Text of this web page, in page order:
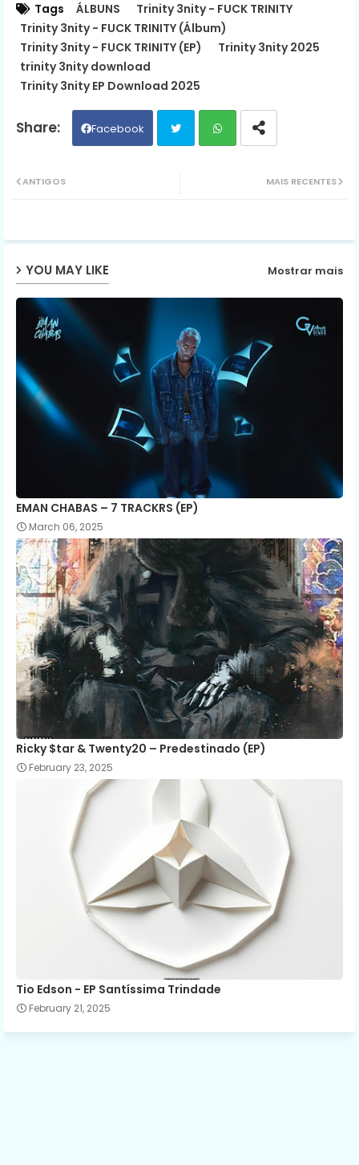
Tags ÁLBUNS
Trinity 3nity - FUCK TRINITY
Trinity 3nity - FUCK TRINITY (Álbum)
Trinity 3nity - FUCK TRINITY (EP)
Trinity 3nity 2025
trinity 3nity download
Trinity 3nity EP Download 2025
Facebook
ap
MAIS RECENTES
ANTIGOS
YOU MAY LIKE Mostrar mais
EMAN CHABAS – 7 TRACKRS (EP)
March 06, 2025
Ricky $tar & Twenty20 – Predestinado (EP)
February 23, 2025
Tio Edson - EP Santíssima Trindade
February 21, 2025